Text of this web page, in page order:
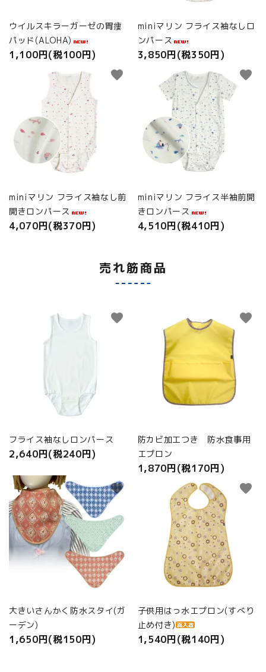
ウイルスキラーガーゼの胃瘻
パッド(ALOHA)
1,100円(税100円)
miniマリン フライス袖なしロ
ンパース
3,850円(税350円)
miniマリン フライス袖なし前
開きロンパース
4,070円(税370円)
favorite
miniマリン フライス半袖前開
きロンパース
4,510円(税410円)
favorite
売れ筋商品
フライス袖なしロンパース
2,640円(税240円)
favorite
防カビ加工つき 防水食事用
エプロン
1,870円(税170円)
favorite
大きいさんかく防水スタイ(ガ
ーデン)
1,650円(税150円)
favorite
子供用はっ水エプロン(すべり
止め付き)
1,540円(税140円)
favorite